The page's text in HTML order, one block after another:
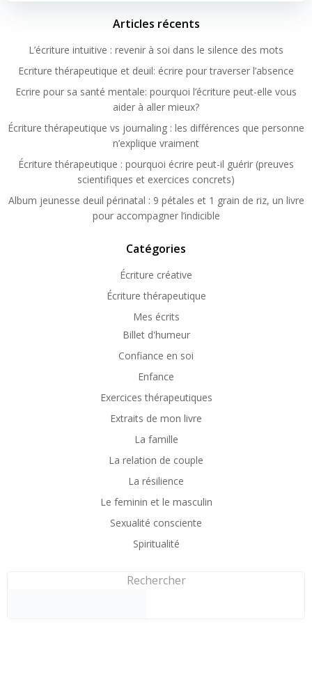
Articles récents
L’écriture intuitive : revenir à soi dans le silence des mots
Ecriture thérapeutique et deuil: écrire pour traverser l’absence
Ecrire pour sa santé mentale: pourquoi l’écriture peut-elle vous
aider à aller mieux?
Écriture thérapeutique vs journaling : les différences que personne
n’explique vraiment
Écriture thérapeutique : pourquoi écrire peut-il guérir (preuves
scientifiques et exercices concrets)
Album jeunesse deuil périnatal : 9 pétales et 1 grain de riz, un livre
pour accompagner l’indicible
Catégories
Écriture créative
Écriture thérapeutique
Mes écrits
Billet d'humeur
Confiance en soi
Enfance
Exercices thérapeutiques
Extraits de mon livre
La famille
La relation de couple
La résilience
Le feminin et le masculin
Sexualité consciente
Spiritualité
Rechercher